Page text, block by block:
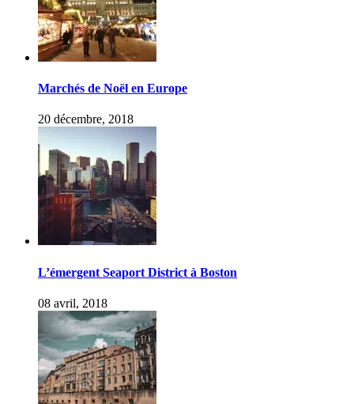
Marchés de Noël en Europe
20 décembre, 2018
L’émergent Seaport District à Boston
08 avril, 2018